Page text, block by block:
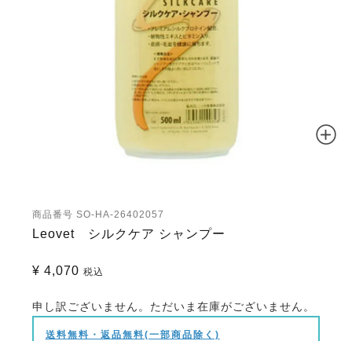
商品番号 SO-HA-26402057
Leovet シルクケア シャンプー
¥ 4,070 税込
申し訳ございません。ただいま在庫がございません。
送料無料・返品無料(一部商品除く)